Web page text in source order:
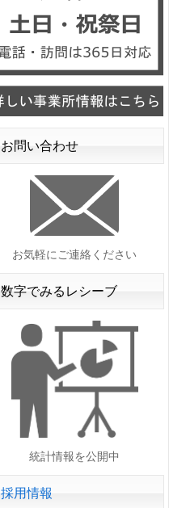
お問い合わせ
お気軽にご連絡ください
数字でみるレシーブ
統計情報を公開中
採用情報